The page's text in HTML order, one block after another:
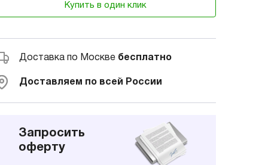
Купить в один клик
Доставка по Москве бесплатно
Доставляем по всей России
Запросить
оферту